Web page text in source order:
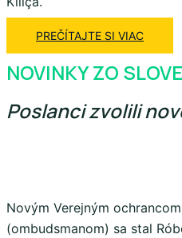
PREČÍTAJTE SI VIAC
NOVINKY ZO
Poslanci zvolili
Novým Verejným
(ombudsmanom) sa stal